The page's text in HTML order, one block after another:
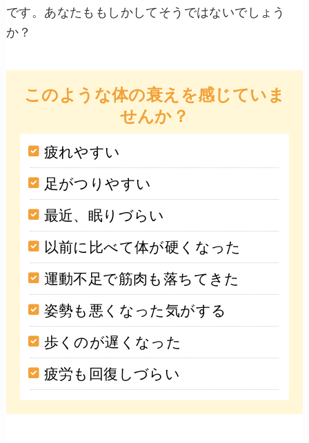
です。あなたももしかしてそうではないでしょう
か？
このような体の衰えを感じていま
せんか？
疲れやすい
足がつりやすい
最近、眠りづらい
以前に比べて体が硬くなった
運動不足で筋肉も落ちてきた
姿勢も悪くなった気がする
歩くのが遅くなった
疲労も回復しづらい